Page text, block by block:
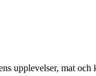
upplevelser, mat och